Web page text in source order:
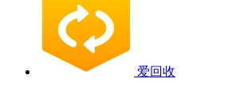
爱回收